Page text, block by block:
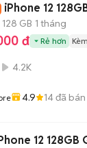
iPhone
128 GB 1 tháng
đ Rẻ hơn
4.2K
4.9 14đã bán